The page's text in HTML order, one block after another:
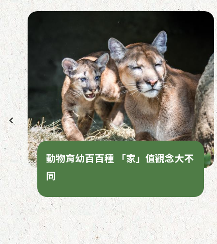
動物育幼百百種 「家」值觀念大不
同